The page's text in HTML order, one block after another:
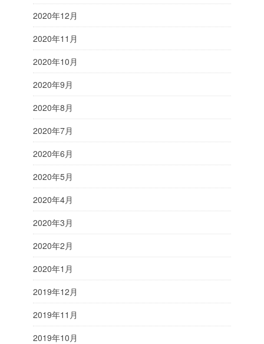
2020年12月
2020年11月
2020年10月
2020年9月
2020年8月
2020年7月
2020年6月
2020年5月
2020年4月
2020年3月
2020年2月
2020年1月
2019年12月
2019年11月
2019年10月